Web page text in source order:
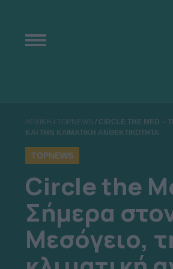
ΑΡΧΙΚΗ / TOPNEWS / CIRCLE THE MED
ΚΑΙ ΤΗΝ ΚΛΙΜΑΤΙΚΗ ΑΝΘΕΚΤΙΚΟΤΗΤΑ
TOPNEWS
Circle the
Σήμερα
Μεσόγειο,